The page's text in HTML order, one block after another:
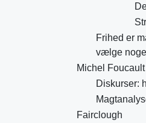
Frihed er
vælge
Michel Foucault
Diskurser:
Fairclough